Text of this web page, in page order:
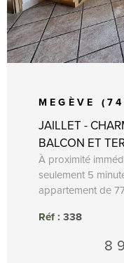
MEGÈVE
JAILLET -
BALCON ET
À proximité
seulement 5
appartement de
appartements,
avec rangements
Réf : 338